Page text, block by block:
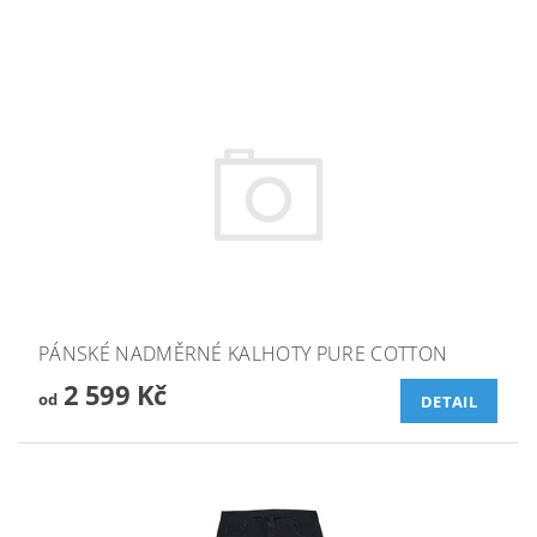
PÁNSKÉ NADMĚRNÉ KALHOTY PURE COTTON
od2 599 Kč DETAIL